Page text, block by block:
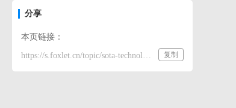
分享
本页链接：
https://s.foxlet.cn/topic/sota-technology 复制